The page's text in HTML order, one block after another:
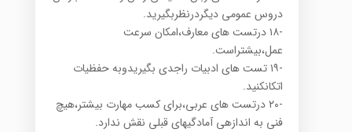
دروس عمومی دیگردرنظربگیرید.
-۱۸ درتست های معارف،امکان سرعت
عمل،بیشتراست.
-۱۹ تست های ادبیات راجدی بگیریدوبه حفظیات
اتکانکنید.
-۲۰ درتست های عربی،برای کسب مهارت بیشتر،هیچ
فنی به اندازهی آمادگیهای قبلی نقش ندارد.